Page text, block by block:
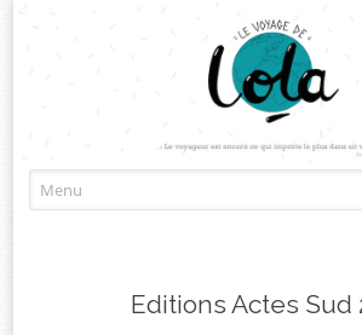
to
Editions Actes Sud